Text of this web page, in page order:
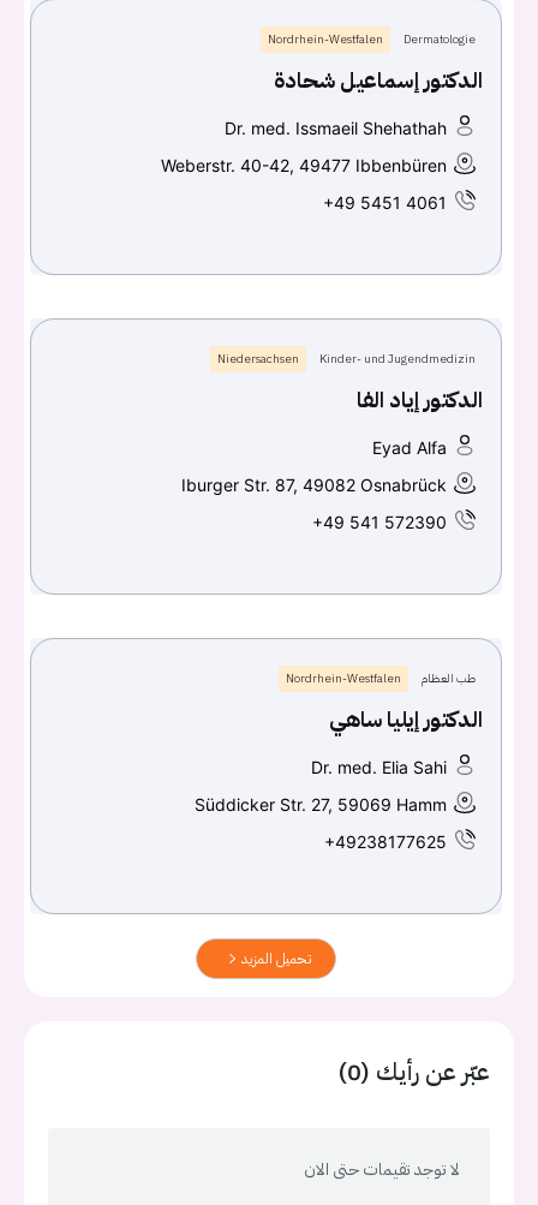
Dermatologie
Nordrhein-Westfalen
الدكتور إسماعيل شحادة
Dr. med. Issmaeil Shehathah
Weberstr. 40-42, 49477 Ibbenbüren
+49 5451 4061
Kinder- und Jugendmedizin
Niedersachsen
الدكتور إياد الفا
Eyad Alfa
Iburger Str. 87, 49082 Osnabrück
+49 541 572390
طب العظام Nordrhein-Westfalen
الدكتور إيليا ساهي
Dr. med. Elia Sahi
Süddicker Str. 27, 59069 Hamm
+49238177625
تحميل المزيد
عبّر عن رأيك (0)
لا توجد تقيمات حتى الان